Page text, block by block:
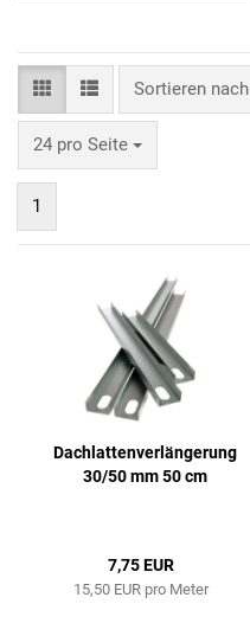
Sortieren nach
24 pro Seite
1
Dachlattenverlängerung
30/50 mm 50 cm
7,75 EUR
15,50 EUR pro Meter